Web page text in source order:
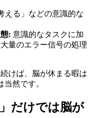
える」などの意識的な
: 意識的なタスクに加
量のエラー信号の処理
けば、脳が休まる暇は
然です。
だけでは脳が